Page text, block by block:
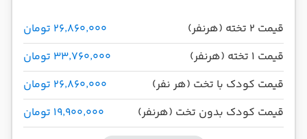
قیمت 2 تخته (هرنفر)
۲۶٬۸۶۰٬۰۰۰ تومان
قیمت 1 تخته (هرنفر)
۳۳٬۷۶۰٬۰۰۰ تومان
قیمت کودک با تخت (هر نفر)
۲۶٬۸۶۰٬۰۰۰ تومان
قیمت کودک بدون تخت (هرنفر)
۱۹٬۹۰۰٬۰۰۰ تومان